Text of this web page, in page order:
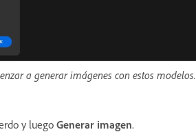
a generar imágenes con estos modelos.
y luegoGenerar imagen.